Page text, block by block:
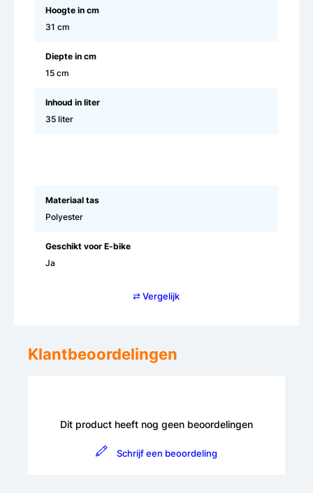
Hoogte in cm
31 cm
Diepte in cm
15 cm
Inhoud in liter
35 liter
Materiaal tas
Polyester
Geschikt voor E-bike
Ja
⇄ Vergelijk
Klantbeoordelingen
Dit product heeft nog geen beoordelingen
Schrijf een beoordeling